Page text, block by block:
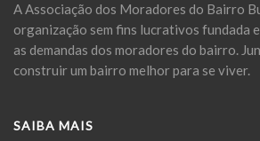
A Associação dos Moradores do Bairro
organização sem fins lucrativos fundada
as demandas dos moradores do bairro.
construir um bairro melhor para se viver.
SAIBA MAIS